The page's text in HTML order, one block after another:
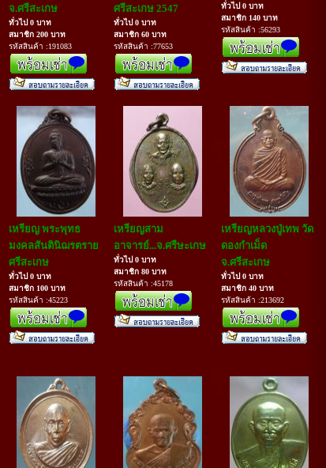
จ.ศรีสะเกษ
ทั่วไป 0 บาท
สมาชิก 200 บาท
รหัสสินค้า :191083
ศรีสะเกษ 2547
ทั่วไป 0 บาท
สมาชิก 60 บาท
รหัสสินค้า :77653
ทั่วไป 0 บาท
สมาชิก 140 บาท
รหัสสินค้า :56293
เหรียญ พระพุทธ
มงคลสันตินิฌรตราย
ศรีสะเกษ
ทั่วไป 0 บาท
สมาชิก 100 บาท
รหัสสินค้า :45223
เหรียญสาม
อาจารย์...จ.ศรีษะเกษ
ทั่วไป 0 บาท
สมาชิก 80 บาท
รหัสสินค้า :45178
เหรียญหลวงปู่เทพ วัด
ดองกำเม็ด
จ.ศรีสะเกษ
ทั่วไป 0 บาท
สมาชิก 40 บาท
รหัสสินค้า :213692